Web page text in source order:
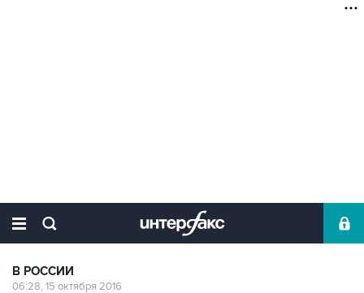
В РОССИИ
06:28, 15 октября 2016